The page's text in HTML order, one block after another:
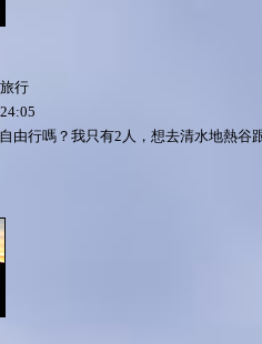
行
由行嗎？我只有2人，想去清水地熱谷